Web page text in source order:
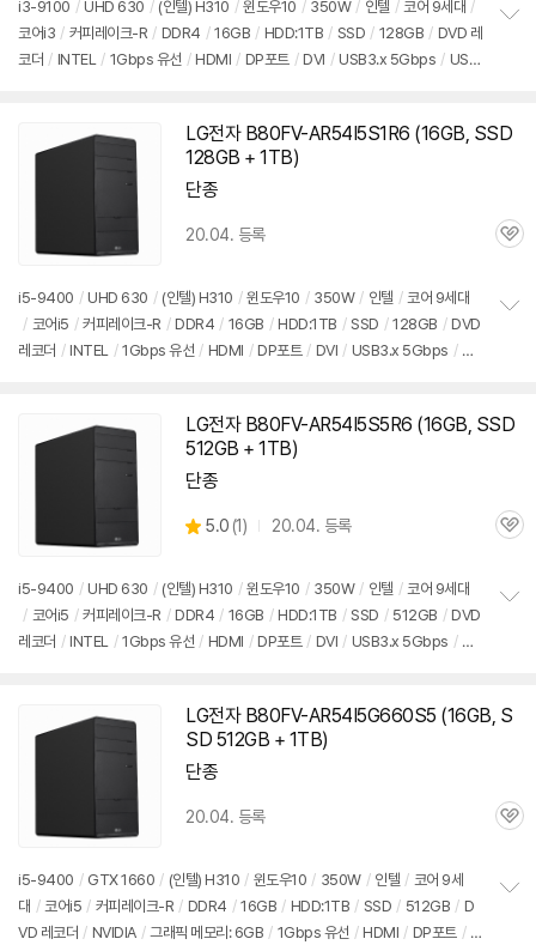
i3-9100 / UHD 630 / (인텔) H310 / 윈도우10 / 350W / 인텔 / 코어 9세대 /
코어i3 / 커피레이크-R / DDR4 / 16GB / HDD:1TB / SSD / 128GB / DVD 레
코더 / INTEL / 1Gbps 유선 / HDMI / DP포트 / DVI / USB3.x 5Gbps / USB
기
LG전자 B80FV-AR54I5S1R6 (16GB, SSD
128GB + 1TB)
단종
20.04. 등록
관
i5-9400 / UHD 630 / (인텔) H310 / 윈도우10 / 350W / 인텔 / 코어 9세대
/ 코어i5 / 커피레이크-R / DDR4 / 16GB / HDD:1TB / SSD / 128GB / DVD
레코더 / INTEL / 1Gbps 유선 / HDMI / DP포트 / DVI / USB3.x 5Gbps / US
기
LG전자 B80FV-AR54I5S5R6 (16GB, SSD
512GB + 1TB)
단종
별
5.0 (상
1) 20.04. 등록
관
i5-9400 / UHD 630 / (인텔) H310 / 윈도우10 / 350W / 인텔 / 코어 9세대
/ 코어i5 / 커피레이크-R / DDR4 / 16GB / HDD:1TB / SSD / 512GB / DVD
레코더 / INTEL / 1Gbps 유선 / HDMI / DP포트 / DVI / USB3.x 5Gbps / US
기
LG전자 B80FV-AR54I5G660S5 (16GB, S
SD 512GB + 1TB)
단종
20.04. 등록
관
i5-9400 / GTX 1660 / (인텔) H310 / 윈도우10 / 350W / 인텔 / 코어 9세
대 / 코어i5 / 커피레이크-R / DDR4 / 16GB / HDD:1TB / SSD / 512GB / D
VD 레코더 / NVIDIA / 그래픽 메모리: 6GB / 1Gbps 유선 / HDMI / DP포트 / D